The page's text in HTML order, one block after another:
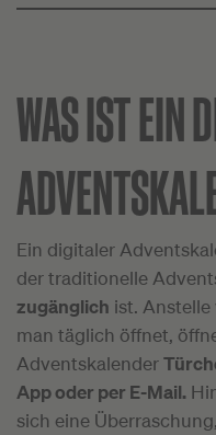
WAS IST EIN
Ein digitaler
der traditionelle
zugänglich ist. Anstelle
man täglich öffnet,
Adventskalender
App oder per E-Mail.
sich eine